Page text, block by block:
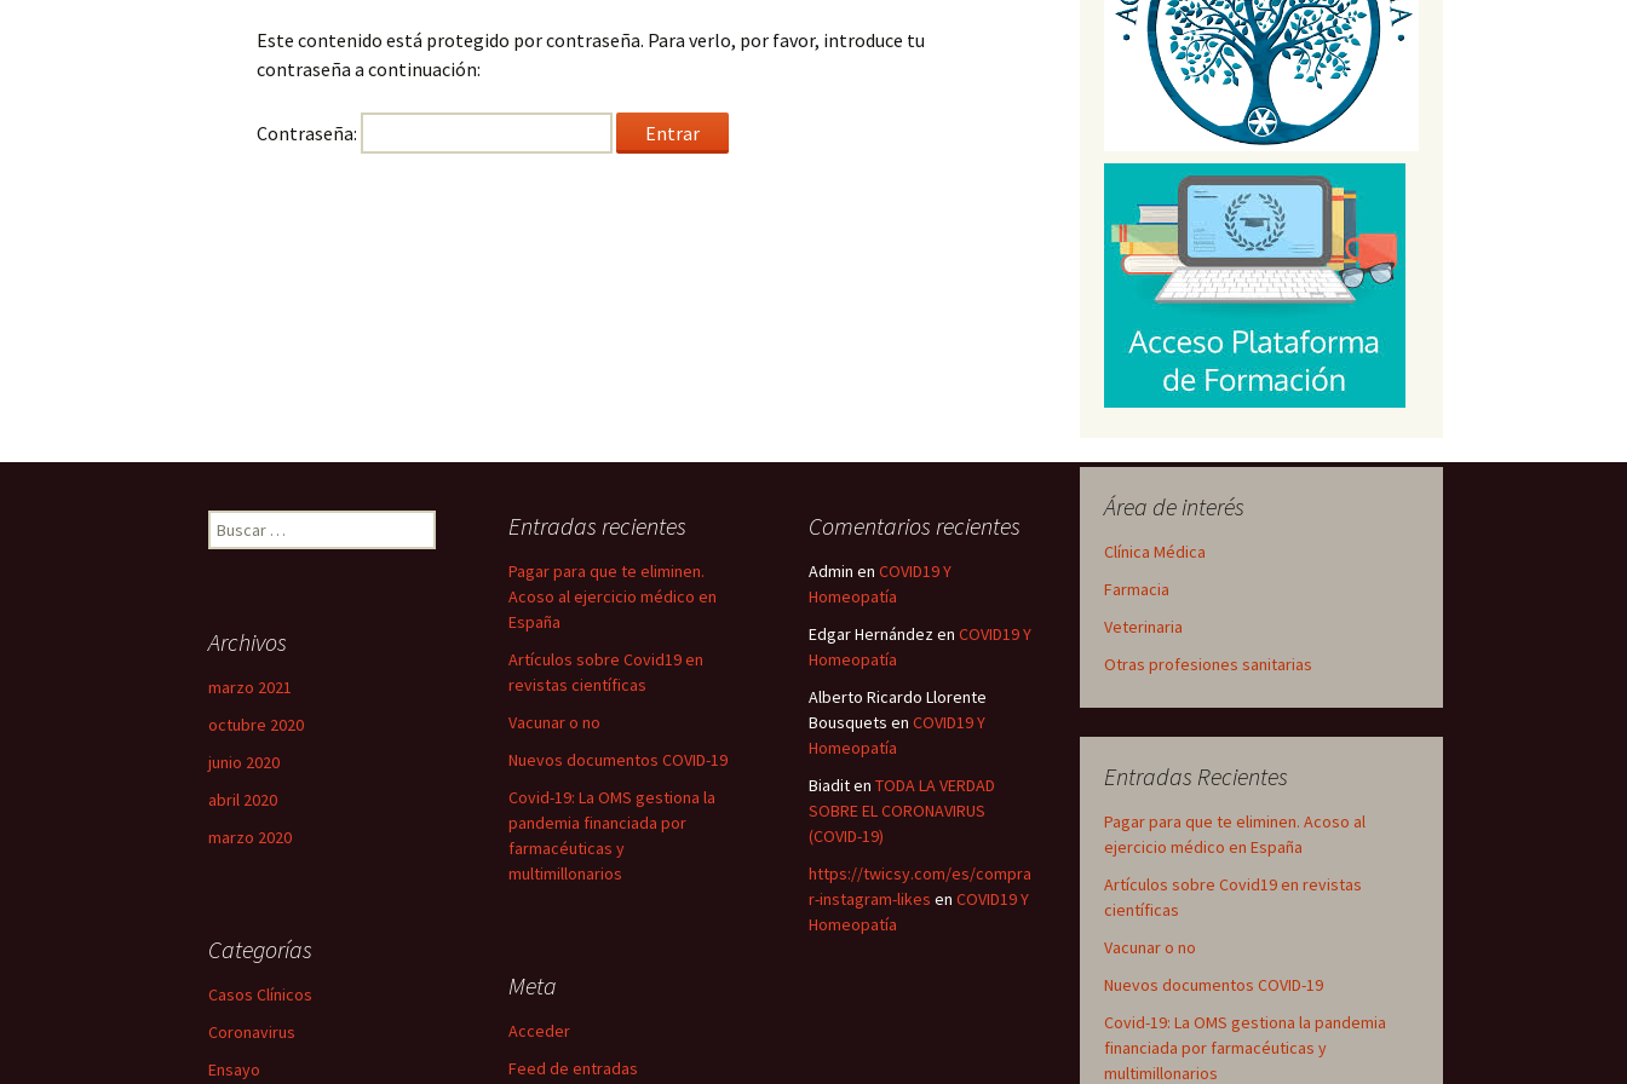
Otros
Este contenido está protegido por contraseña. Para verlo, por favor, introduce tu
contraseña a continuación:
Contraseña:
Área de interés
Clínica Médica
Farmacia
Veterinaria
Otras profesiones sanitarias
Entradas Recientes
Pagar para que te eliminen. Acoso al
ejercicio médico en España
Artículos sobre Covid19 en revistas
científicas
Vacunar o no
Nuevos documentos COVID-19
Covid-19: La OMS gestiona la pandemia
financiada por farmacéuticas y
multimillonarios
Buscar: Entradas recientes
Pagar para que te eliminen.
Acoso al ejercicio médico en
España
Artículos sobre Covid19 en
revistas científicas
Vacunar o no
Nuevos documentos COVID-19
Covid-19: La OMS gestiona la
pandemia financiada por
farmacéuticas y
multimillonarios
Comentarios recientes
Admin en COVID19 Y
Homeopatía
Edgar Hernándezen COVID19 Y
Homeopatía
Alberto Ricardo Llorente
Bousquets en COVID19 Y
Homeopatía
Biaditen TODA LA VERDAD
SOBRE EL CORONAVIRUS
(COVID-19)
https://twicsy.com/es/compra
r-instagram-likes en COVID19 Y
Homeopatía
Archivos
marzo 2021
octubre 2020
junio 2020
abril 2020
marzo 2020
Categorías
Casos Clínicos
Coronavirus
Ensayo
Meta
Acceder
Feed de entradas